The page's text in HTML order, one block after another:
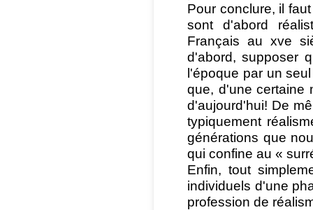
Pour conclure, il
sont d'abord
Français au xve
d'abord, supposer
l'époque par un
que, d'une certaine
d'aujourd'hui! De
typiquement
générations que
qui confine au «
Enfin, tout
individuels d'une
profession de